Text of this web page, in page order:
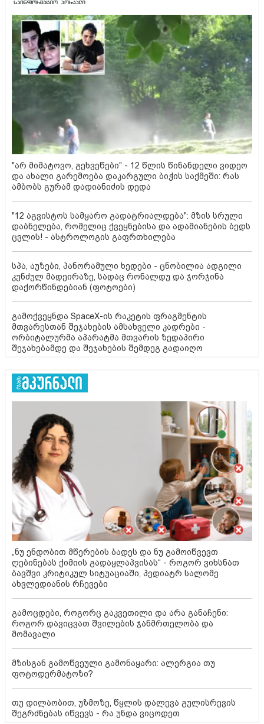
"არ მიმატოვო, გეხვეწები" - 12 წლის წინანდელი ვიდეო
და ახალი გარემოება დაკარგული ბიჭის საქმეში: რას
ამბობს გურამ დადიანიძის დედა
"12 აგვისტოს სამყარო გადატრიალდება": მზის სრული
დაბნელება, რომელიც ქვეყნებისა და ადამიანების ბედს
ცვლის! - ასტროლოგის გაფრთხილება
სპა, აუზები, პანორამული ხედები - ცნობილია ადგილი
კუნძულ მადეირაზე, სადაც რონალდუ და ჯორჯინა
დაქორწინდებიან (ფოტოები)
გამოქვეყნდა SpaceX-ის რაკეტის ფრაგმენტის
მთვარესთან შეჯახების ამსახველი კადრები -
ორბიტალურმა აპარატმა მთვარის ზედაპირი
შეჯახებამდე და შეჯახების შემდეგ გადაიღო
„ნუ ენდობით მწერების ბადეს და ნუ გამოიწვევთ
ღებინებას ქიმიის გადაყლაპვისას“ - როგორ ვიხსნათ
ბავშვი კრიტიკულ სიტუაციაში, პედიატრ სალომე
ახვლედიანის რჩევები
გამოცდები, როგორც გაკვეთილი და არა განაჩენი:
როგორ დავიცვათ შვილების ჯანმრთელობა და
მომავალი
მზისგან გამოწვეული გამონაყარი: ალერგია თუ
ფოტოდერმატოზი?
თუ დილაობით, უზმოზე, წყლის დალევა გულისრევის
შეგრძნებას იწვევს - რა უნდა ვიცოდეთ